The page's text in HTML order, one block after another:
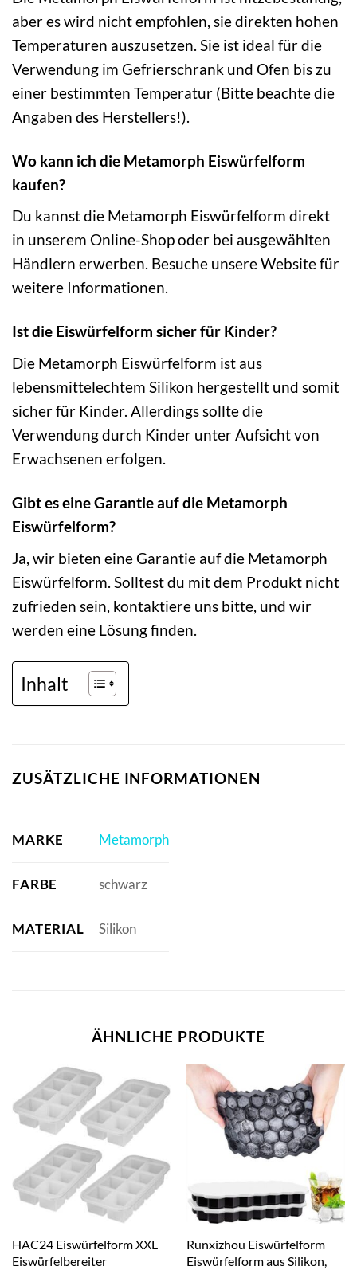
aber es wird nicht empfohlen, sie direkten hohen
Temperaturen auszusetzen. Sie ist ideal für die
Verwendung im Gefrierschrank und Ofen bis zu
einer bestimmten Temperatur (Bitte beachte die
Angaben des Herstellers!).
Wo kann ich die Metamorph Eiswürfelform
kaufen?
Du kannst die Metamorph Eiswürfelform direkt
in unserem Online-Shop oder bei ausgewählten
Händlern erwerben. Besuche unsere Website für
weitere Informationen.
Ist die Eiswürfelform sicher für Kinder?
Die Metamorph Eiswürfelform ist aus
lebensmittelechtem Silikon hergestellt und somit
sicher für Kinder. Allerdings sollte die
Verwendung durch Kinder unter Aufsicht von
Erwachsenen erfolgen.
Gibt es eine Garantie auf die Metamorph
Eiswürfelform?
Ja, wir bieten eine Garantie auf die Metamorph
Eiswürfelform. Solltest du mit dem Produkt nicht
zufrieden sein, kontaktiere uns bitte, und wir
werden eine Lösung finden.
Inhalt
ZUSÄTZLICHE INFORMATIONEN
MARKE Metamorph
FARBE schwarz
MATERIAL Silikon
ÄHNLICHE PRODUKTE
HAC24 Eiswürfelform XXL
Eiswürfelbereiter
Runxizhou Eiswürfelform
Eiswürfelform aus Silikon,